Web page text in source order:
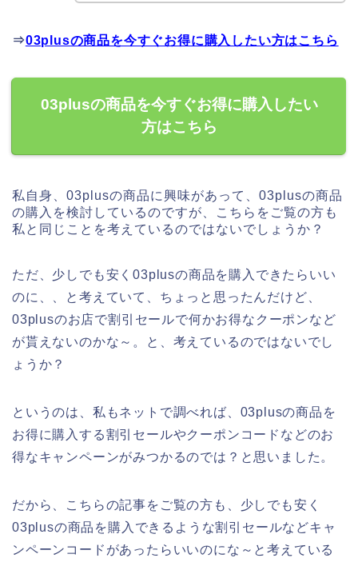
⇒03plusの商品を今すぐお得に購入したい方はこちら
03plusの商品を今すぐお得に購入したい
方はこちら
私自身、03plusの商品に興味があって、03plusの商品
の購入を検討しているのですが、こちらをご覧の方も
私と同じことを考えているのではないでしょうか？
ただ、少しでも安く03plusの商品を購入できたらいい
のに、、と考えていて、ちょっと思ったんだけど、
03plusのお店で割引セールで何かお得なクーポンなど
が貰えないのかな～。と、考えているのではないでし
ょうか？
というのは、私もネットで調べれば、03plusの商品を
お得に購入する割引セールやクーポンコードなどのお
得なキャンペーンがみつかるのでは？と思いました。
だから、こちらの記事をご覧の方も、少しでも安く
03plusの商品を購入できるような割引セールなどキャ
ンペーンコードがあったらいいのにな～と考えている